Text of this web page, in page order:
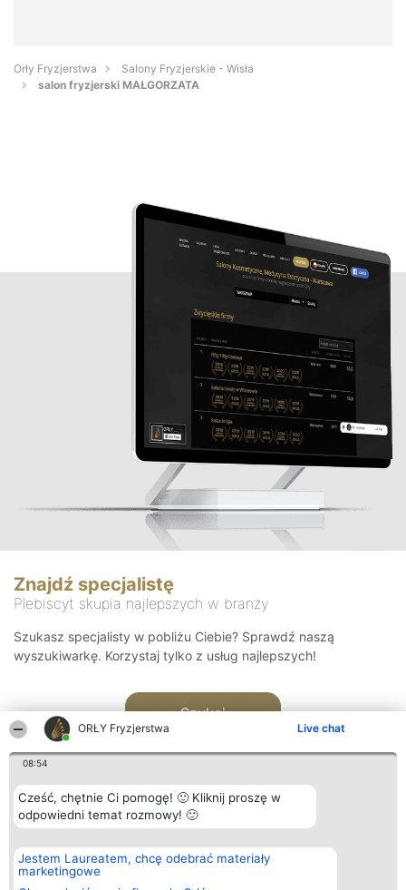
ORŁY Fryzjerstwa Live chat
08:54
Cześć, chętnie Ci pomogę! 🙂 Kliknij proszę w
odpowiedni temat rozmowy! 🙂
Jestem Laureatem, chcę odebrać materiały
marketingowe
Orły Fryzjerstwa
Salony Fryzjerskie - Wisła
salon fryzjerski MAŁGORZATA
Znajdź specjalistę
Plebiscyt skupia najlepszych w branży
Szukasz specjalisty w pobliżu Ciebie? Sprawdź naszą
wyszukiwarkę. Korzystaj tylko z usług najlepszych!
Szukaj
Organizator plebiscytu
Bright Side Solutions sp. z o.
o. sp. k.
ul. Ruska 22
Plebiscyt
Laureaci
wszystkich
Kontakt
Kontakt